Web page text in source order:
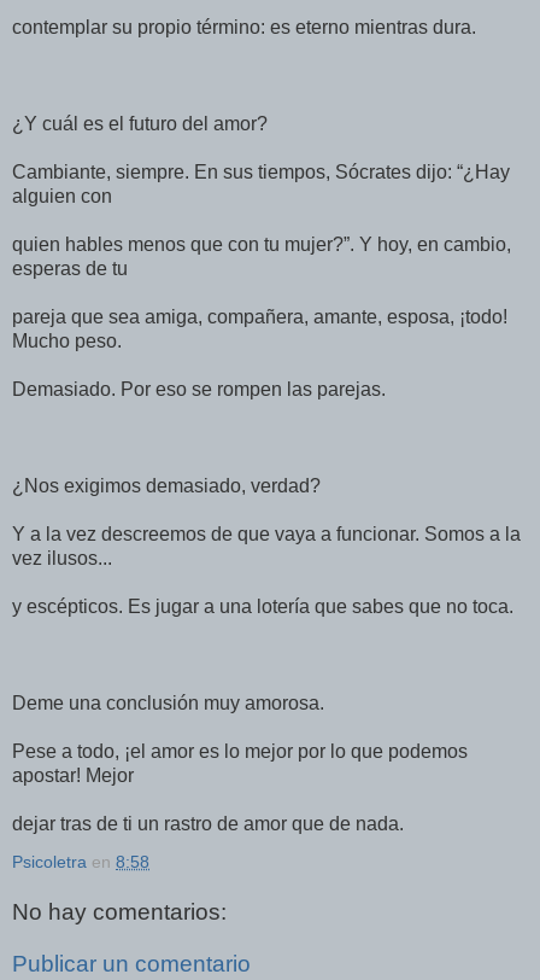
contemplar su propio término: es eterno mientras dura.
¿Y cuál es el futuro del amor?
Cambiante, siempre. En sus tiempos, Sócrates dijo: “¿Hay
alguien con
quien hables menos que con tu mujer?”. Y hoy, en cambio,
esperas de tu
pareja que sea amiga, compañera, amante, esposa, ¡todo!
Mucho peso.
Demasiado. Por eso se rompen las parejas.
¿Nos exigimos demasiado, verdad?
Y a la vez descreemos de que vaya a funcionar. Somos a la
vez ilusos...
y escépticos. Es jugar a una lotería que sabes que no toca.
Deme una conclusión muy amorosa.
Pese a todo, ¡el amor es lo mejor por lo que podemos
apostar! Mejor
dejar tras de ti un rastro de amor que de nada.
Psicoletra en 8:58
No hay comentarios:
Publicar un comentario